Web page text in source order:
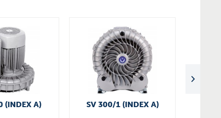
(INDEX A) SV 300/1 (INDEX A)